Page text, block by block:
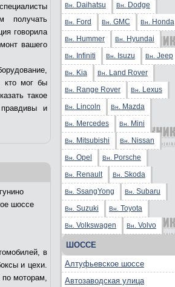
получать
говорила
вашего
кто мог бы
такое
и
шоссе
в
и цехи.
по моторам,
Вн. Daihatsu Вн. Dodge
Вн. Ford Вн. GMC Вн. Honda
Вн. Hummer Вн. Hyundai
Вн. Infiniti Вн. Isuzu Вн. Jeep
Вн. Kia Вн. Land Rover
Вн. Range Rover Вн. Lexus
Вн. Lincoln Вн. Mazda
Вн. Mercedes Вн. Mini
Вн. Mitsubishi Вн. Nissan
Вн. Opel Вн. Porsche
Вн. Renault Вн. Skoda
Вн. SsangYong Вн. Subaru
Вн. Suzuki Вн. Toyota
Вн. Volkswagen Вн. Volvo
ШОССЕ
Алтуфьевское шоссе
Автозаводская улица